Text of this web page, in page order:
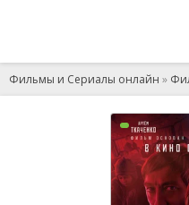
Фильмы и Сериалы онлайн »